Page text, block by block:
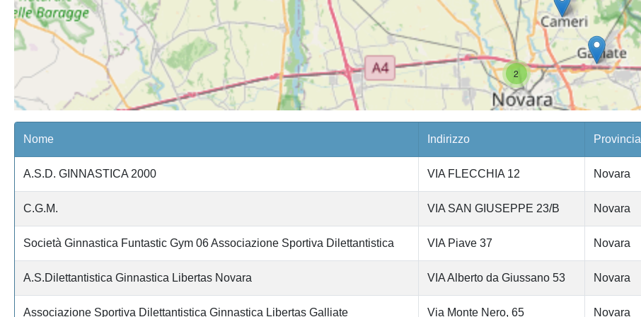
2
Nome Indirizzo Provincia
A.S.D. GINNASTICA 2000 VIA FLECCHIA 12 Novara
C.G.M. VIA SAN GIUSEPPE 23/B Novara
Società Ginnastica Funtastic Gym 06 Associazione Sportiva Dilettantistica VIA Piave 37 Novara
A.S.Dilettantistica Ginnastica Libertas Novara VIA Alberto da Giussano 53 Novara
Associazione Sportiva Dilettantistica Ginnastica Libertas Galliate Via Monte Nero, 65 Novara